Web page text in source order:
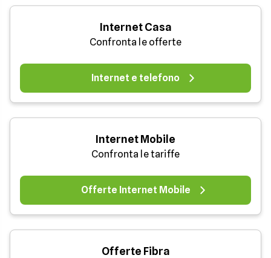
Internet Casa
Confronta le offerte
Internet e telefono
Internet Mobile
Confronta le tariffe
Offerte Internet Mobile
Offerte Fibra